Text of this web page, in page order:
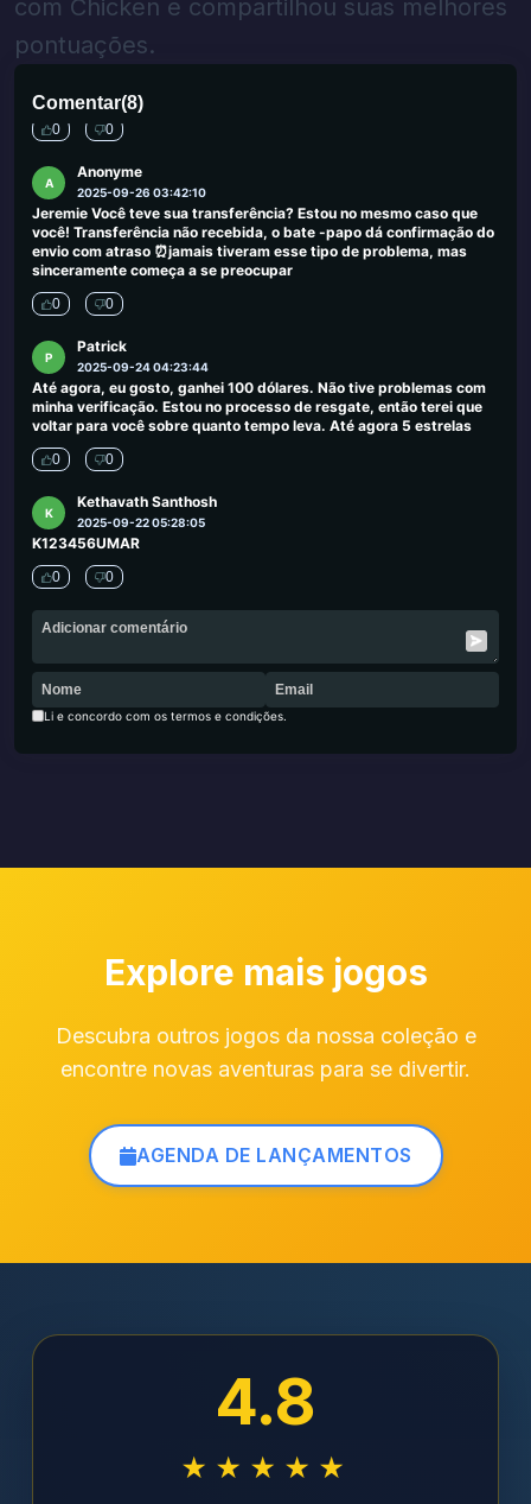
com Chicken e compartilhou suas melhores
pontuações.
Comentar(8)
0 0
A
Ahmed Adola
Enormes lucros para a sorte da Wingoa
0 0
A
Anonyme
2025-09-26 03:42:10
Jeremie Você teve sua transferência? Estou no mesmo caso que
você! Transferência não recebida, o bate -papo dá confirmação do
envio com atraso ⏰jamais tiveram esse tipo de problema, mas
sinceramente começa a se preocupar
0 0
P
Patrick
2025-09-24 04:23:44
Até agora, eu gosto, ganhei 100 dólares. Não tive problemas com
minha verificação. Estou no processo de resgate, então terei que
voltar para você sobre quanto tempo leva. Até agora 5 estrelas
0 0
K
Kethavath Santhosh
2025-09-22 05:28:05
K123456UMAR
0 0
Li e concordo com os termos e condições.
Explore mais jogos
Descubra outros jogos da nossa coleção e
encontre novas aventuras para se divertir.
AGENDA DE LANÇAMENTOS
4.8
★★★★★